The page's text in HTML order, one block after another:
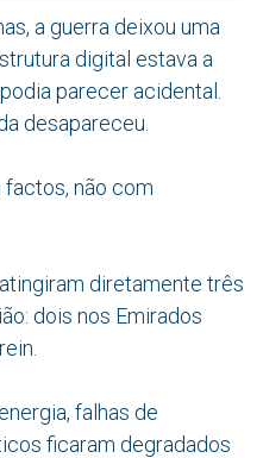
a guerra deixou uma
digital estava a
parecer acidental.
desapareceu.
não com
diretamente três
dois nos Emirados
falhas de
ficaram degradados